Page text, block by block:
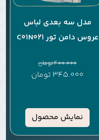
مدل سه بعدی لباس
عروس دامن تور C01N021
400.000تومان
345.000 تومان
نمایش محصول